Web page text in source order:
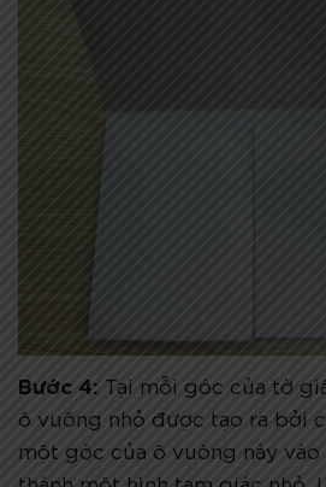
Bước 4: Tại mỗi góc của tờ
ô vuông nhỏ được tạo ra bởi
một góc của ô vuông này